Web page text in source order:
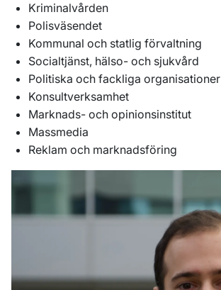
Kriminalvården
Polisväsendet
Kommunal och statlig förvaltning
Socialtjänst, hälso- och sjukvård
Politiska och fackliga organisationer
Konsultverksamhet
Marknads- och opinionsinstitut
Massmedia
Reklam och marknadsföring